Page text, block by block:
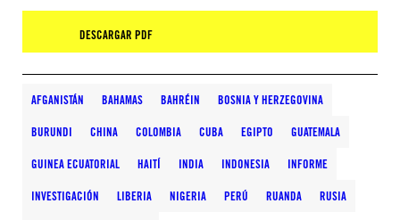
DESCARGAR PDF
AFGANISTÁN BAHAMAS BAHRÉIN BOSNIA Y HERZEGOVINA
BURUNDI CHINA COLOMBIA CUBA EGIPTO GUATEMALA
GUINEA ECUATORIAL HAITÍ INDIA INDONESIA INFORME
INVESTIGACIÓN LIBERIA NIGERIA PERÚ RUANDA RUSIA